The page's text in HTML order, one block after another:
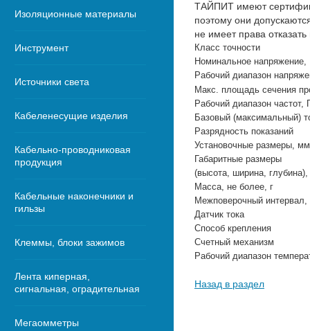
Изоляционные материалы
Инструмент
Источники света
Кабеленесущие изделия
Кабельно-проводниковая
продукция
Кабельные наконечники и
гильзы
Клеммы, блоки зажимов
Лента киперная,
сигнальная, оградительная
Мегаомметры
ТАЙПИТ имеют
поэтому они
не имеет права
Класс точности
Номинальное напряжение,
Рабочий диапазон
Макс. площадь сечения
Рабочий диапазон частот,
Базовый (максимальный)
Разрядность показаний
Установочные размеры, мм
Габаритные размеры
(высота, ширина,
Масса, не более, г
Межповерочный интервал,
Датчик тока
Способ крепления
Счетный механизм
Рабочий диапазон
Назад в раздел